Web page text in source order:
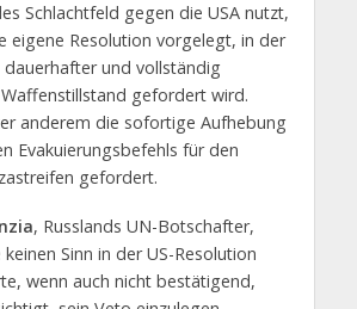
Schlachtfeld gegen die USA nutzt,
eigene Resolution vorgelegt, in der
und vollständig
gefordert wird.
anderem die sofortige Aufhebung
Evakuierungsbefehls für den
gefordert.
, Russlands UN-Botschafter,
Sinn in der US-Resolution
wenn auch nicht bestätigend,